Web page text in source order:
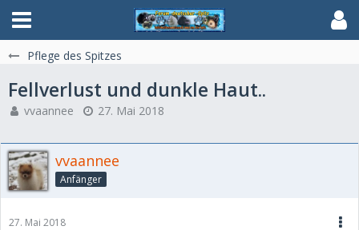
Pflege des Spitzes
Fellverlust und dunkle Haut..
vvaannee 27. Mai 2018
vvaannee
Anfänger
27. Mai 2018